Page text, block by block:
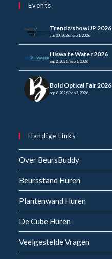
Events
Trendz/showUP 2026
aug 30, 2026 / sep 1, 2026
Hiswa te Water 2026
sep 2, 2026 / sep 6, 2026
Bold Optical Fair 2026
sep 6, 2026 / sep 7, 2026
Handige Links
Over BeursBuddy
Beursstand Huren
Plantenwand Huren
De Cube Huren
Veelgestelde Vragen